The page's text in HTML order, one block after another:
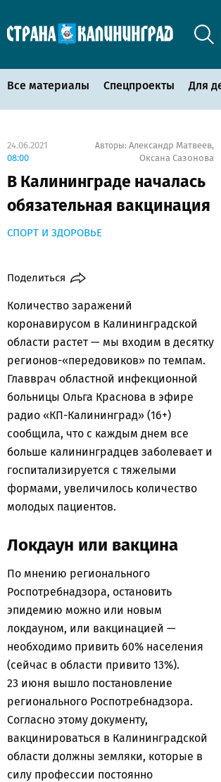
Все материалы Спецпроекты Для
24.06.2021
08:00
Авторы: Александр Матвеев,
Оксана Сазонова
В Калининграде началась
обязательная вакцинация
СПОРТ И ЗДОРОВЬЕ
Поделиться
Количество заражений
коронавирусом в Калининградской
области растет — мы входим в десятку
регионов-«передовиков» по темпам.
Главврач областной инфекционной
больницы Ольга Краснова в эфире
радио «КП-Калининград» (16+)
сообщила, что с каждым днем все
больше калининградцев заболевает и
госпитализируется с тяжелыми
формами, увеличилось количество
молодых пациентов.
Локдаун или вакцина
По мнению регионального
Роспотребнадзора, остановить
эпидемию можно или новым
локдауном, или вакцинацией —
необходимо привить 60% населения
(сейчас в области привито 13%).
23 июня вышло постановление
регионального Роспотребнадзора.
Согласно этому документу,
вакцинироваться в Калининградской
области должны земляки, которые в
силу профессии постоянно